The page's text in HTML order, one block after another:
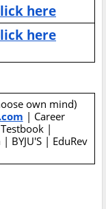
here
here
own mind)
| Career
|
BYJU'S | EduRev